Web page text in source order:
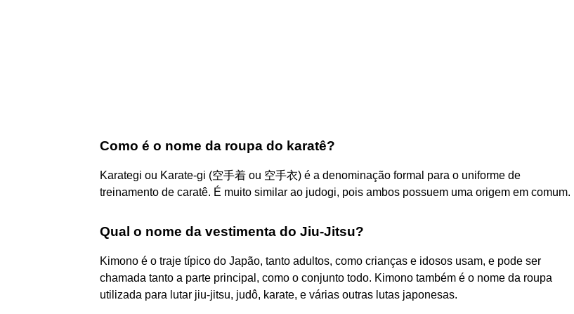
Como é o nome da roupa do karatê?
Karategi ou Karate-gi (空手着 ou 空手衣) é a denominação formal para o uniforme de
treinamento de caratê. É muito similar ao judogi, pois ambos possuem uma origem em comum.
Qual o nome da vestimenta do Jiu-Jitsu?
Kimono é o traje típico do Japão, tanto adultos, como crianças e idosos usam, e pode ser
chamada tanto a parte principal, como o conjunto todo. Kimono também é o nome da roupa
utilizada para lutar jiu-jitsu, judô, karate, e várias outras lutas japonesas.